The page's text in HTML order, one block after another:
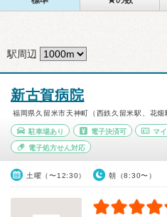
駅周辺
新古賀病院
福岡県久留米市天神町（西鉄久留米駅、花畑
駐車場あり 電子決済可 マ
電子処方せん対応
土曜（〜12:30） 朝（8:30〜）